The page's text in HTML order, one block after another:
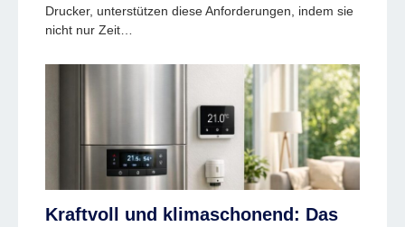
Drucker, unterstützen diese Anforderungen, indem sie
nicht nur Zeit…
Kraftvoll und klimaschonend: Das